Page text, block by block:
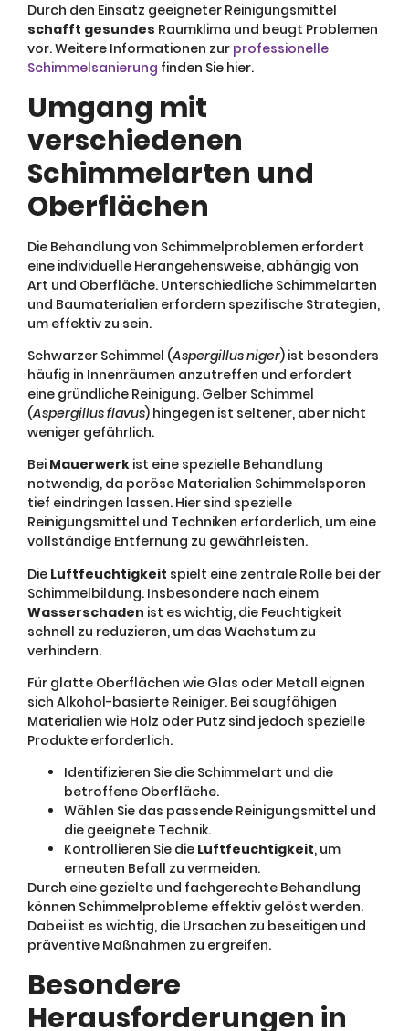
Durch den Einsatz geeigneter Reinigungsmittel
schafft gesundes Raumklima und beugt Problemen
vor. Weitere Informationen zur professionelle
Schimmelsanierung finden Sie hier.
Umgang mit
verschiedenen
Schimmelarten und
Oberflächen
Die Behandlung von Schimmelproblemen erfordert
eine individuelle Herangehensweise, abhängig von
Art und Oberfläche. Unterschiedliche Schimmelarten
und Baumaterialien erfordern spezifische Strategien,
um effektiv zu sein.
Schwarzer Schimmel (Aspergillus niger) ist besonders
häufig in Innenräumen anzutreffen und erfordert
eine gründliche Reinigung. Gelber Schimmel
(Aspergillus flavus) hingegen ist seltener, aber nicht
weniger gefährlich.
Bei Mauerwerk ist eine spezielle Behandlung
notwendig, da poröse Materialien Schimmelsporen
tief eindringen lassen. Hier sind spezielle
Reinigungsmittel und Techniken erforderlich, um eine
vollständige Entfernung zu gewährleisten.
Die Luftfeuchtigkeit spielt eine zentrale Rolle bei der
Schimmelbildung. Insbesondere nach einem
Wasserschaden ist es wichtig, die Feuchtigkeit
schnell zu reduzieren, um das Wachstum zu
verhindern.
Für glatte Oberflächen wie Glas oder Metall eignen
sich Alkohol-basierte Reiniger. Bei saugfähigen
Materialien wie Holz oder Putz sind jedoch spezielle
Produkte erforderlich.
Identifizieren Sie die Schimmelart und die
betroffene Oberfläche.
Wählen Sie das passende Reinigungsmittel und
die geeignete Technik.
Kontrollieren Sie die Luftfeuchtigkeit, um
erneuten Befall zu vermeiden.
Durch eine gezielte und fachgerechte Behandlung
können Schimmelprobleme effektiv gelöst werden.
Dabei ist es wichtig, die Ursachen zu beseitigen und
präventive Maßnahmen zu ergreifen.
Besondere
Herausforderungen in